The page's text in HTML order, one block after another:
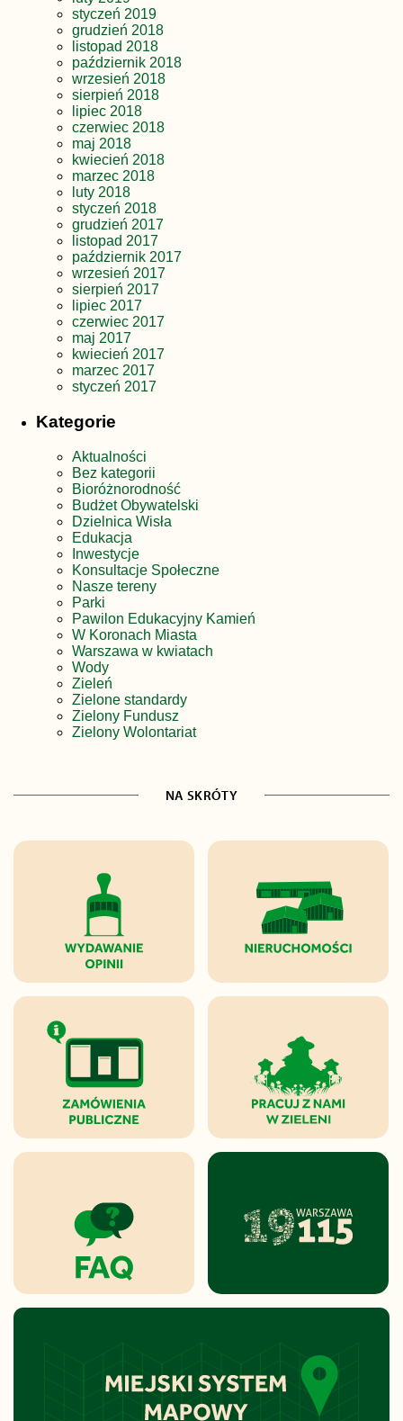
styczeń 2019
grudzień 2018
listopad 2018
październik 2018
wrzesień 2018
sierpień 2018
lipiec 2018
czerwiec 2018
maj 2018
kwiecień 2018
marzec 2018
luty 2018
styczeń 2018
grudzień 2017
listopad 2017
październik 2017
wrzesień 2017
sierpień 2017
lipiec 2017
czerwiec 2017
maj 2017
kwiecień 2017
marzec 2017
styczeń 2017
Kategorie
Aktualności
Bez kategorii
Bioróżnorodność
Budżet Obywatelski
Dzielnica Wisła
Edukacja
Inwestycje
Konsultacje Społeczne
Nasze tereny
Parki
Pawilon Edukacyjny Kamień
W Koronach Miasta
Warszawa w kwiatach
Wody
Zieleń
Zielone standardy
Zielony Fundusz
Zielony Wolontariat
NA SKRÓTY